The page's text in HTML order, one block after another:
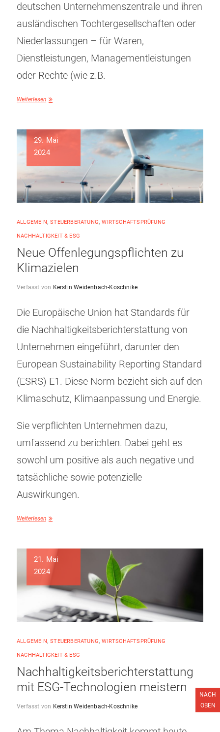
deutschen Unternehmenszentrale und ihren
ausländischen Tochtergesellschaften oder
Niederlassungen – für Waren,
Dienstleistungen, Managementleistungen
oder Rechte (wie z.B.
Weiterlesen
29. Mai
2024
ALLGEMEIN,STEUERBERATUNG,WIRTSCHAFTSPRÜFUNG
NACHHALTIGKEIT & ESG
Neue Offenlegungspflichten zu
Klimazielen
Verfasst von Kerstin Weidenbach-Koschnike
Die Europäische Union hat Standards für
die Nachhaltigkeitsberichterstattung von
Unternehmen eingeführt, darunter den
European Sustainability Reporting Standard
(ESRS) E1. Diese Norm bezieht sich auf den
⁠Klimaschutz⁠, Klimaanpassung und Energie.
Sie verpflichten Unternehmen dazu,
umfassend zu berichten. Dabei geht es
sowohl um positive als auch negative und
tatsächliche sowie potenzielle
Auswirkungen.
Weiterlesen
21. Mai
2024
ALLGEMEIN,STEUERBERATUNG,WIRTSCHAFTSPRÜFUNG
NACHHALTIGKEIT & ESG
Nachhaltigkeitsberichterstattung
mit ESG-Technologien meistern
Verfasst von Kerstin Weidenbach-Koschnike
NACH
OBEN